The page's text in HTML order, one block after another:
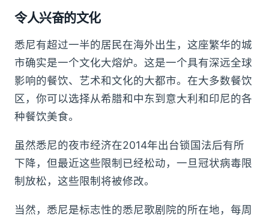
令人兴奋的文化
悉尼有超过一半的居民在海外出生，这座繁华的城
市确实是一个文化大熔炉。这是一个具有深远全球
影响的餐饮、艺术和文化的大都市。在大多数餐饮
区，你可以选择从希腊和中东到意大利和印尼的各
种餐饮美食。
虽然悉尼的夜市经济在2014年出台锁国法后有所
下降，但最近这些限制已经松动，一旦冠状病毒限
制放松，这些限制将被修改。
当然，悉尼是标志性的悉尼歌剧院的所在地，每周